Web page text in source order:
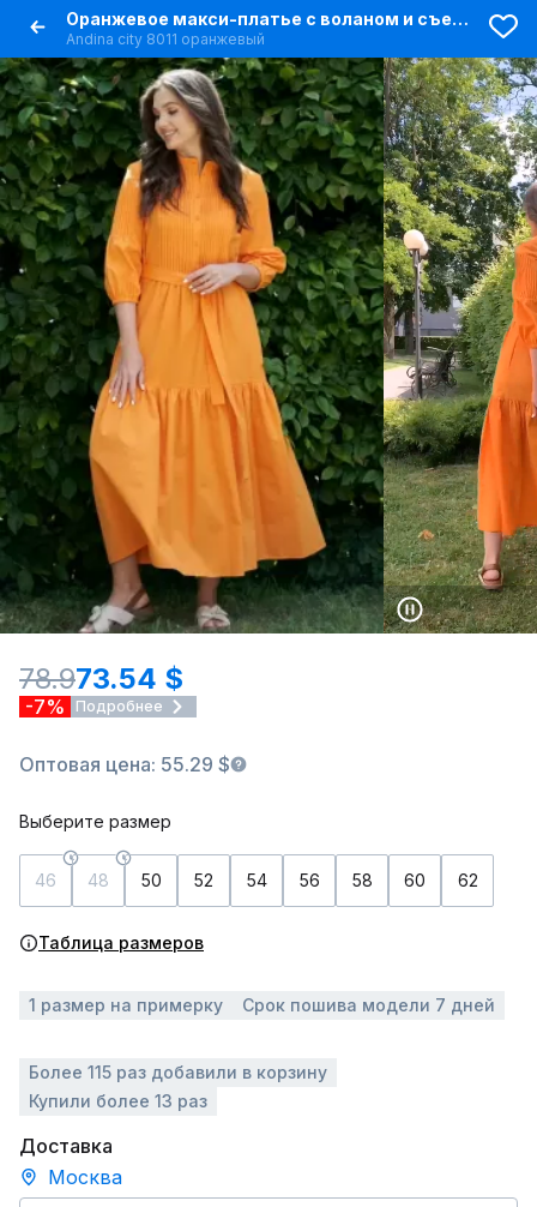
Оранжевое макси-платье с воланом и съемным поясом
Andina city 8011 оранжевый
78.973.54 $
-7% Подробнее
Оптовая цена: 55.29 $
Выберите размер
46 48 50 52 54 56 58 60 62
Таблица размеров
1 размер на примерку Срок пошива модели 7 дней
Более 115 раз добавили в корзину
Купили более 13 раз
Доставка
Москва